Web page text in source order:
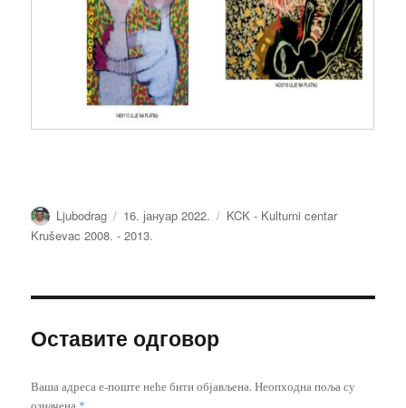
Аутор
Ljubodrag Објављено
16. јануар 2022. Категорије
KCK - Kulturni centar
Kruševac 2008. - 2013.
Оставите одговор
Ваша адреса е-поште неће бити објављена.Неопходна поља су